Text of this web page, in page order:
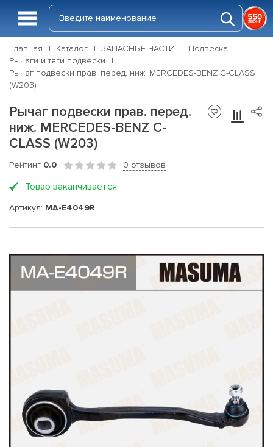
Главная Каталог ЗАПАСНЫЕ ЧАСТИ
Подвеска
Рычаги и тяги подвески
Рычаг подвески прав. перед. ниж. MERCEDES-BENZ C-CLASS
(W203)
Рычаг подвески прав. перед.
ниж. MERCEDES-BENZ C-
CLASS (W203)
Рейтинг 0.0 0 отзывов
Товар заканчивается
Артикул: MA-E4049R